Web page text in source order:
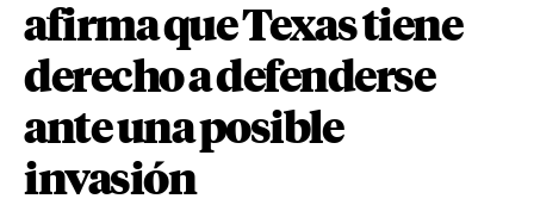
afirma que Texas tiene
derecho a defenderse
ante una posible
invasión